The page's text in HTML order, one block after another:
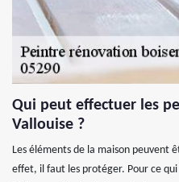
Qui peut effectuer les
Vallouise ?
Les éléments de la maison peuvent
effet, il faut les protéger. Pour ce